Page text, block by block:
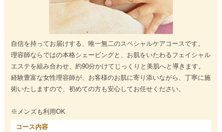
自信を持ってお届けする、唯一無二のスペシャルケアコースです。
理容師ならではの本格シェービングと、お肌をいたわるフェイシャル
エステを組み合わせ、約90分かけてじっくりと美肌へと導きます。
経験豊富な女性理容師が、お客様のお肌に寄り添いながら、丁寧に施
術いたしますので、初めての方も安心してお任せください。
※メンズも利用OK
コース内容